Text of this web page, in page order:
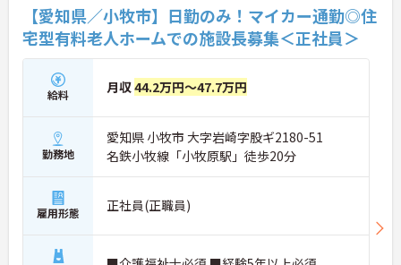
【愛知県／小牧市】日勤のみ！マイカー通勤◎住
宅型有料老人ホームでの施設長募集＜正社員＞
給料 月収44.2万円～47.7万円
勤務地
愛知県 小牧市 大字岩崎字股ギ2180-51
名鉄小牧線「小牧原駅」徒歩20分
雇用形態 正社員(正職員)